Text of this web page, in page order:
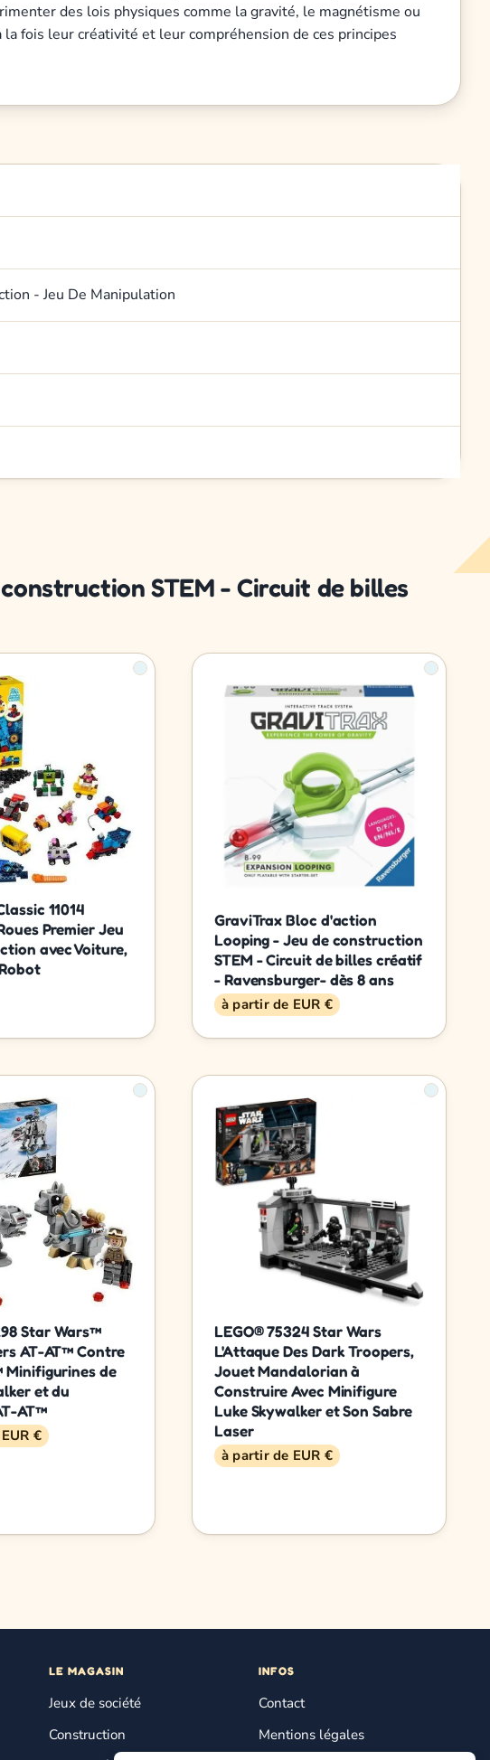
des lois physiques comme la gravité, le magnétisme ou
fois leur créativité et leur compréhension de ces principes
- Jeu De Manipulation
STEM - Circuit de billes
11014
Premier Jeu
avec Voiture,
GraviTrax Bloc d'action
Looping - Jeu de construction
STEM - Circuit de billes créatif
- Ravensburger- dès 8 ans
à partir de EUR €
Star Wars™
AT-AT™ Contre
de
et du
AT™
€
LEGO® 75324 Star Wars
L'Attaque Des Dark Troopers,
Jouet Mandalorian à
Construire Avec Minifigure
Luke Skywalker et Son Sabre
Laser
à partir de EUR €
LE MAGASIN
Jeux de société
Construction
INFOS
Contact
Mentions légales